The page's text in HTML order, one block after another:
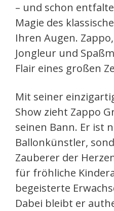
– und schon
Magie des
Ihren Augen.
Jongleur und
Flair eines großen
Mit seiner
Show zieht Zappo
seinen Bann. Er ist
Ballonkünstler,
Zauberer der
für fröhliche
begeisterte
Dabei bleibt er